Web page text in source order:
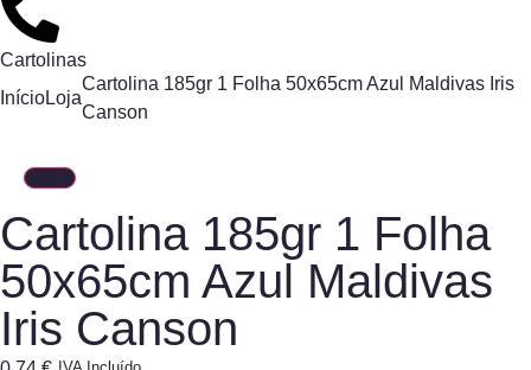
Cartolinas
InícioLoja
Cartolina 185gr 1 Folha 50x65cm Azul Maldivas Iris
Canson
Cartolina 185gr 1 Folha
50x65cm Azul Maldivas
Iris Canson